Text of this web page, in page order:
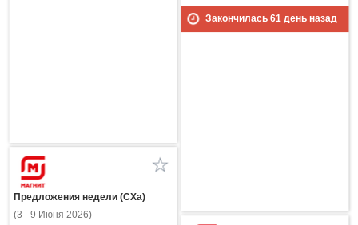
Закончилась 61день назад
Предложения недели (СХа)
(3 - 9 Июня 2026)